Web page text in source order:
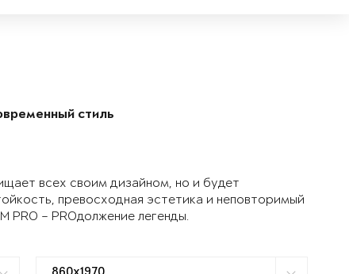
стиль
всех своим дизайном, но и будет
превосходная эстетика и неповторимый
PRO – PROдолжение легенды.